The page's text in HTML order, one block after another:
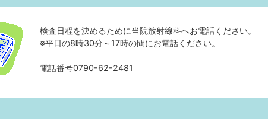
検査日程を決めるために当院放射線科へお電話ください。
※平日の8時30分～17時の間にお電話ください。
電話番号0790-62-2481